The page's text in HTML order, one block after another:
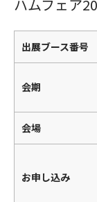
ハムフェア
出展ブース番号
会期
会場
お申し込み